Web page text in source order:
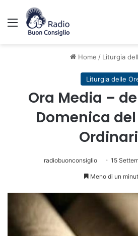
Menu
Home / Liturgia
Liturgia delle
Ora Media –
Domenica
radiobuonconsiglio 15
Meno di un